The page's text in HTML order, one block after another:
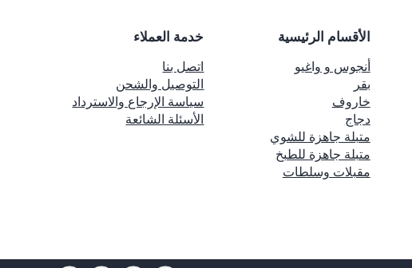
الأقسام الرئيسية
أنجوس و واغيو
بقر
خاروف
دجاج
متبلة جاهزة للشوي
متبلة جاهزة للطبخ
مقبلات وسلطات
خدمة العملاء
اتصل بنا
التوصيل والشحن
سياسة الإرجاع والاسترداد
الأسئلة الشائعة